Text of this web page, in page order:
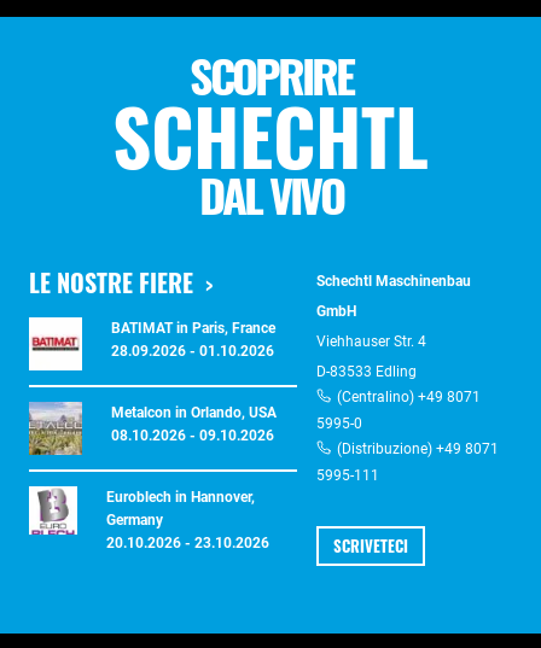
SCOPRIRE
SCHECHTL
DAL VIVO
LE NOSTRE FIERE
BATIMAT in Paris, France
28.09.2026 - 01.10.2026
Metalcon in Orlando, USA
08.10.2026 - 09.10.2026
Euroblech in Hannover,
Germany
20.10.2026 - 23.10.2026
Schechtl Maschinenbau
GmbH
Viehhauser Str. 4
D-83533 Edling
(Centralino) +49 8071
5995-0
(Distribuzione) +49 8071
5995-111
SCRIVETECI